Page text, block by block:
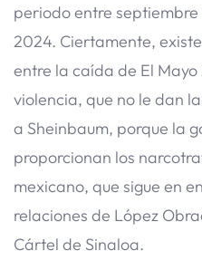
periodo entre
2024. Ciertamente,
entre la caída de El
violencia, que no le dan
a Sheinbaum, porque la
proporcionan los
mexicano, que sigue en
relaciones de López
Cártel de Sinaloa.